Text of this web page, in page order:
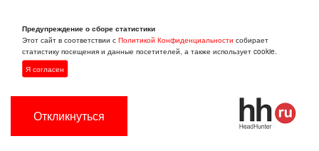
РАБОТА ТОЧНО ДЛЯ ВАС
без опыта, доброжелательны и любите порядок,
хотите развиваться и прокачивать свои навыки.
Откликнуться
Предупреждение о сборе статистики
Этот сайт в соответствии сПолитикой Конфиденциальности собирает
статистику посещения и данные посетителей, а также использует cookie.
Я согласен